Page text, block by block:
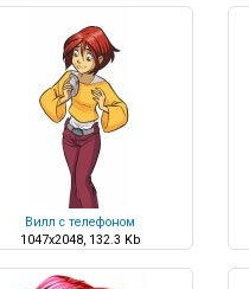
Вилл с телефоном
1047x2048, 132.3 Kb